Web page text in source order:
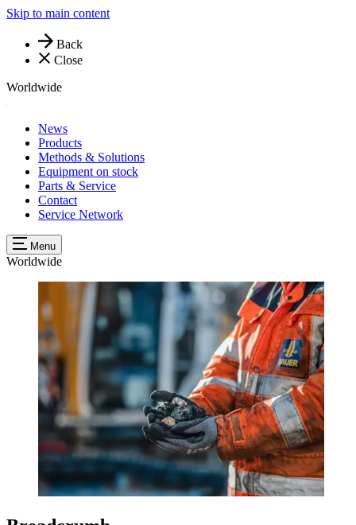
Skip to main content
Back
Close
Worldwide
News
Products
Methods & Solutions
Equipment on stock
Parts & Service
Contact
Service Network
Menu
Worldwide